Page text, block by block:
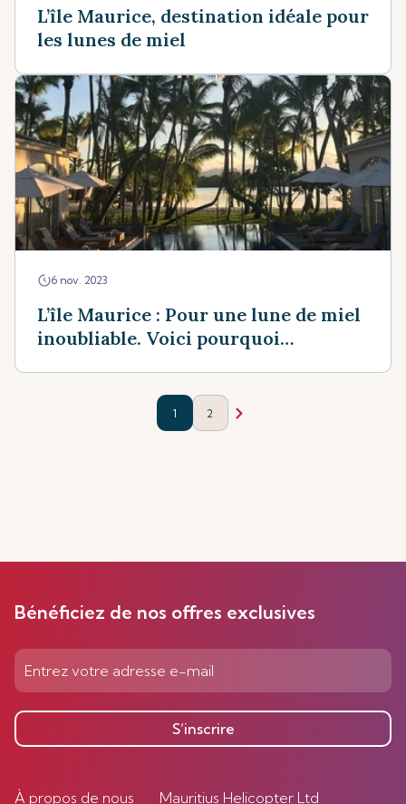
L’île Maurice, destination idéale pour
les lunes de miel
6 nov. 2023
L’île Maurice : Pour une lune de miel
inoubliable. Voici pourquoi…
1 2
Bénéficiez de nos offres exclusives
S’inscrire
À propos de nous
Mauritius Helicopter Ltd